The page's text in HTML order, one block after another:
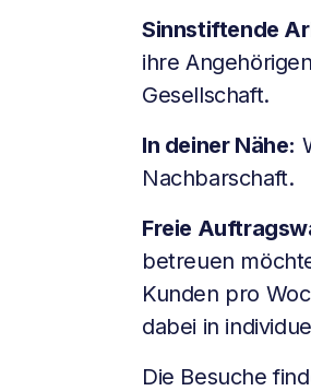
Sinnstiftende
ihre
Gesellschaft.
In deiner Nähe:
Nachbarschaft.
Freie
betreuen
Kunden pro
dabei in
Die Besuche